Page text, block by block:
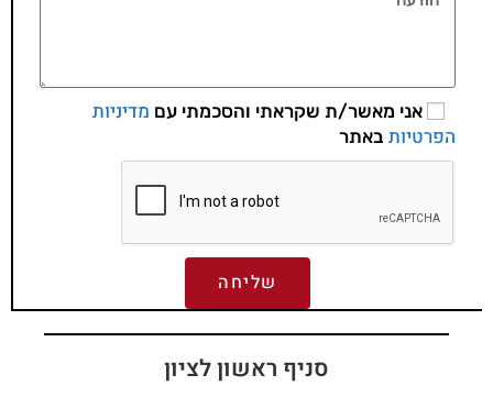
אני מאשר/ת שקראתי והסכמתי עם מדיניות
הפרטיות באתר
שליחה
סניף ראשון לציון